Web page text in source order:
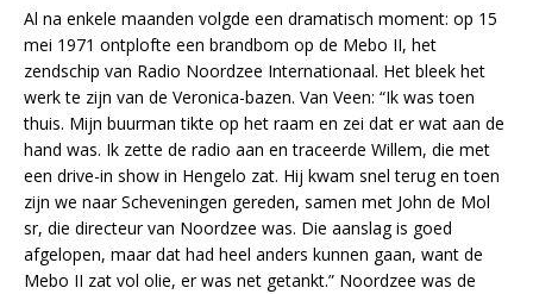
Al na enkele maanden volgde een dramatisch moment: op 15
mei 1971 ontplofte een brandbom op de Mebo II, het
zendschip van Radio Noordzee Internationaal. Het bleek het
werk te zijn van de Veronica-bazen. Van Veen: “Ik was toen
thuis. Mijn buurman tikte op het raam en zei dat er wat aan de
hand was. Ik zette de radio aan en traceerde Willem, die met
een drive-in show in Hengelo zat. Hij kwam snel terug en toen
zijn we naar Scheveningen gereden, samen met John de Mol
sr, die directeur van Noordzee was. Die aanslag is goed
afgelopen, maar dat had heel anders kunnen gaan, want de
Mebo II zat vol olie, er was net getankt.” Noordzee was de